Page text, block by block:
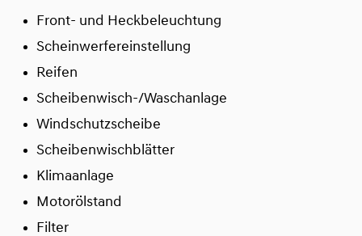
Front- und Heckbeleuchtung
Scheinwerfereinstellung
Reifen
Scheibenwisch-/Waschanlage
Windschutzscheibe
Scheibenwischblätter
Klimaanlage
Motorölstand
Filter